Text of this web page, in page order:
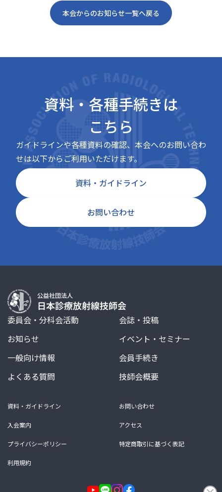
本会からのお知らせ一覧へ戻る
資料・各種手続きは
こちら
ガイドラインや各種資料の確認、本会へのお問い合わ
せは以下からご利用いただけます。
資料・ガイドライン
お問い合わせ
委員会・分科会活動
会誌・投稿
お知らせ
イベント・セミナー
一般向け情報
会員手続き
よくある質問
技師会概要
資料・ガイドライン お問い合わせ
入会案内 アクセス
プライバシーポリシー 特定商取引に基づく表記
利用規約